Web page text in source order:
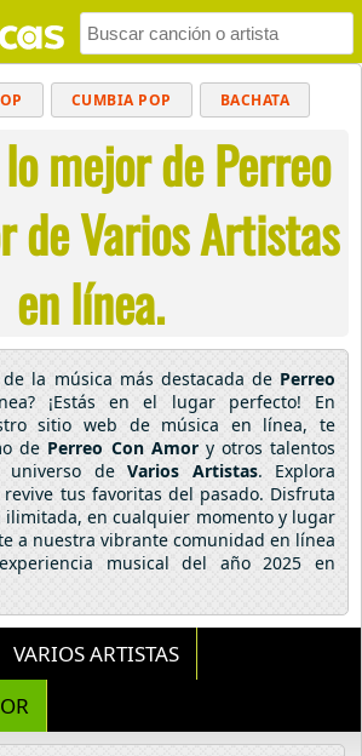
CUMBIA POP BACHATA
CRISTIANA REGGAETON
ALTERNATIVO ELECTRÓNICA
CUMBIAS
mejor de Perreo
de Varios Artistas
en línea.
la música más destacada de Perreo
¡Estás en el lugar perfecto! En
sitio web de música en línea, te
de Perreo Con Amory otros talentos
universo deVarios Artistas. Explora
tus favoritas del pasado. Disfruta
ilimitada, en cualquier momento y lugar
a nuestra vibrante comunidad en línea
musical del año 2025 en
VARIOS ARTISTAS